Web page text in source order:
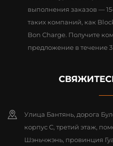
выполнения заказов —
таких компаний, как
Bon Charge. Получите
предложение в течение 3
Улица Бантянь, дорога
корпус C, третий этаж,
Шэньчжэнь, провинция